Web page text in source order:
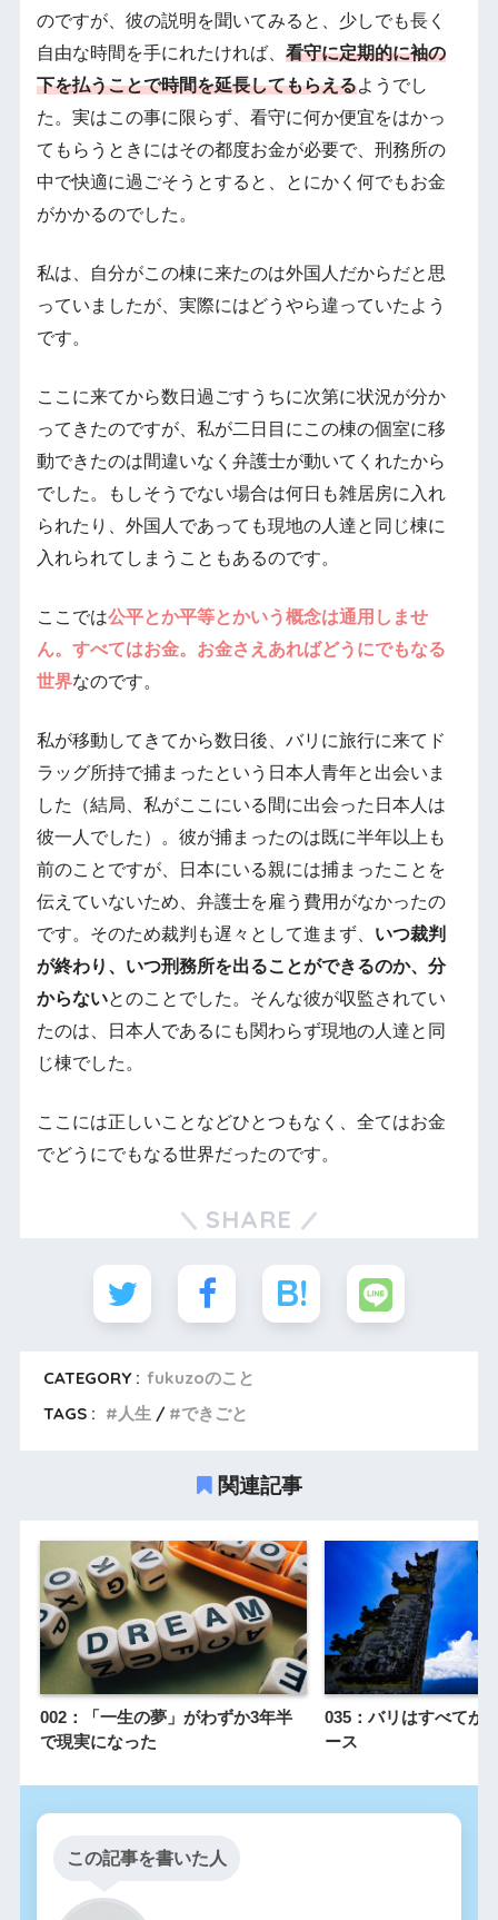
のですが、彼の説明を聞いてみると、少しでも長く
自由な時間を手にれたければ、 看守に定期的に袖の
下を払うことで時間を延長してもらえるようでし
た。実はこの事に限らず、看守に何か便宜をはかっ
てもらうときにはその都度お金が必要で、刑務所の
中で快適に過ごそうとすると、とにかく何でもお金
がかかるのでした。
私は、自分がこの棟に来たのは外国人だからだと思
っていましたが、実際にはどうやら違っていたよう
です。
ここに来てから数日過ごすうちに次第に状況が分か
ってきたのですが、私が二日目にこの棟の個室に移
動できたのは間違いなく弁護士が動いてくれたから
でした。もしそうでない場合は何日も雑居房に入れ
られたり、外国人であっても現地の人達と同じ棟に
入れられてしまうこともあるのです。
ここでは公平とか平等とかいう概念は通用しませ
ん。すべてはお金。お金さえあればどうにでもなる
世界なのです。
私が移動してきてから数日後、バリに旅行に来てド
ラッグ所持で捕まったという日本人青年と出会いま
した（結局、私がここにいる間に出会った日本人は
彼一人でした）。彼が捕まったのは既に半年以上も
前のことですが、日本にいる親には捕まったことを
伝えていないため、弁護士を雇う費用がなかったの
です。そのため裁判も遅々として進まず、 いつ裁判
が終わり、いつ刑務所を出ることができるのか、分
からないとのことでした。そんな彼が収監されてい
たのは、日本人であるにも関わらず現地の人達と同
じ棟でした。
ここには正しいことなどひとつもなく、全てはお金
でどうにでもなる世界だったのです。
SHARE
CATEGORY : fukuzoのこと
TAGS :
人生 できごと
関連記事
002：「一生の夢」がわずか3年半
で現実になった
035：バリはすべてが
ース
この記事を書いた人